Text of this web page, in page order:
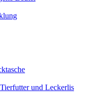
und Leckerlis